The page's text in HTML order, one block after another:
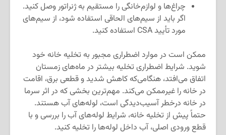
چراغ‌ها و لوازم‌خانگی را مستقیم به ژنراتور وصل کنید.
اگر باید از سیم‌های الحاقی استفاده شود، از سیم‌های
مورد تأیید CSA استفاده کنید.
ممکن است در موارد اضطراری مجبور به تخلیه خانه خود
شوید. شرایط اضطراری تخلیه بیشتر در ماه‌های زمستان
اتفاق می‌افتد، هنگامی‌که کاهش شدید و قطعی برق، اقامت
در خانه را غیرممکن می‌کند. مهم‌ترین بخشی که در اثر سرما
در خانه درخطر آسیب‌دیدگی است، لوله‌های آب هستند.
حتماً پیش از تخلیه خانه، شرایط لوله‌های آب را بررسی و با
قطع ورودی اصلی، آب داخل لوله‌ها را تخلیه کنید.